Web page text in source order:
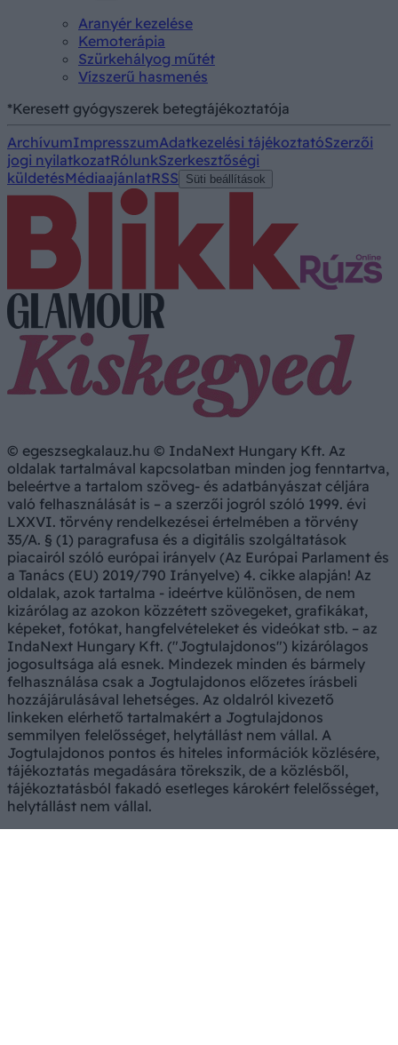
Aranyér kezelése
Kemoterápia
Szürkehályog műtét
Vízszerű hasmenés
*Keresett gyógyszerek betegtájékoztatója
ArchívumImpresszumAdatkezelési tájékoztatóSzerzői
jogi nyilatkozatRólunkSzerkesztőségi
küldetésMédiaajánlatRSS Süti beállítások
© egeszsegkalauz.hu © IndaNext Hungary Kft. Az
oldalak tartalmával kapcsolatban minden jog fenntartva,
beleértve a tartalom szöveg- és adatbányászat céljára
való felhasználását is – a szerzői jogról szóló 1999. évi
LXXVI. törvény rendelkezései értelmében a törvény
35/A. § (1) paragrafusa és a digitális szolgáltatások
piacairól szóló európai irányelv (Az Európai Parlament és
a Tanács (EU) 2019/790 Irányelve) 4. cikke alapján! Az
oldalak, azok tartalma - ideértve különösen, de nem
kizárólag az azokon közzétett szövegeket, grafikákat,
képeket, fotókat, hangfelvételeket és videókat stb. – az
IndaNext Hungary Kft. ("Jogtulajdonos") kizárólagos
jogosultsága alá esnek. Mindezek minden és bármely
felhasználása csak a Jogtulajdonos előzetes írásbeli
hozzájárulásával lehetséges. Az oldalról kivezető
linkeken elérhető tartalmakért a Jogtulajdonos
semmilyen felelősséget, helytállást nem vállal. A
Jogtulajdonos pontos és hiteles információk közlésére,
tájékoztatás megadására törekszik, de a közlésből,
tájékoztatásból fakadó esetleges károkért felelősséget,
helytállást nem vállal.